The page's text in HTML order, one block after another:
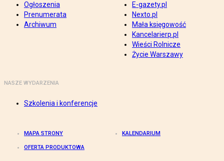
Ogłoszenia
Prenumerata
Archiwum
E-gazety.pl
Nexto.pl
Mała księgowość
Kancelarierp.pl
Wieści Rolnicze
Życie Warszawy
NASZE WYDARZENIA
Szkolenia i konferencje
MAPA STRONY KALENDARIUM
OFERTA PRODUKTOWA